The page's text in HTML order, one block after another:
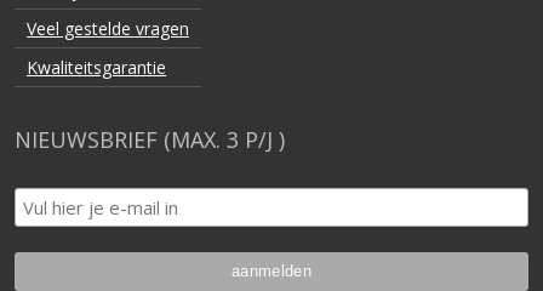
NIEUWSBRIEF (MAX. 3 P/J )